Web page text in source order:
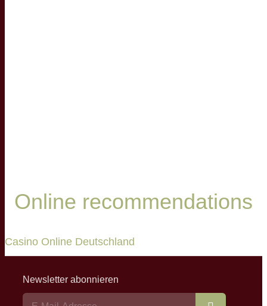
Online recommendations
Casino Online Deutschland
Newsletter abonnieren